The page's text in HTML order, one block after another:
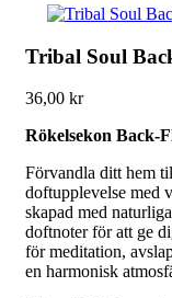
Tribal Soul
36,00 kr
Rökelsekon Back-
Förvandla ditt hem
doftupplevelse med
skapad med
doftnoter för att ge
för meditation,
en harmonisk